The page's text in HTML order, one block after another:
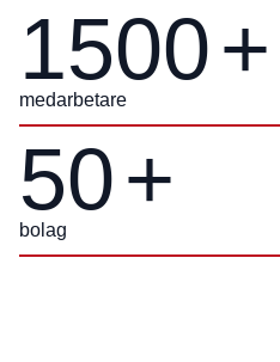
1500+
medarbetare
50+
bolag